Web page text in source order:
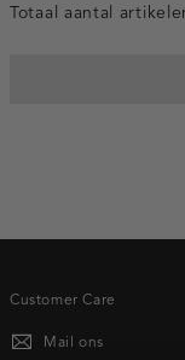
Totaal aantal
Customer Care
Mail ons